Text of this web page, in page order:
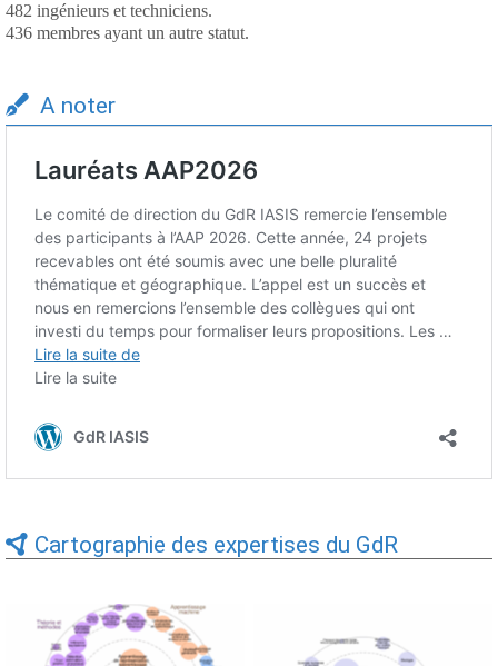
482 ingénieurs et techniciens.
436 membres ayant un autre statut.
A noter
Cartographie des expertises du GdR